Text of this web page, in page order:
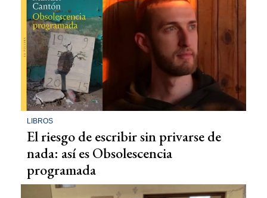
LIBROS
El riesgo de escribir sin privarse de
nada: así es Obsolescencia
programada